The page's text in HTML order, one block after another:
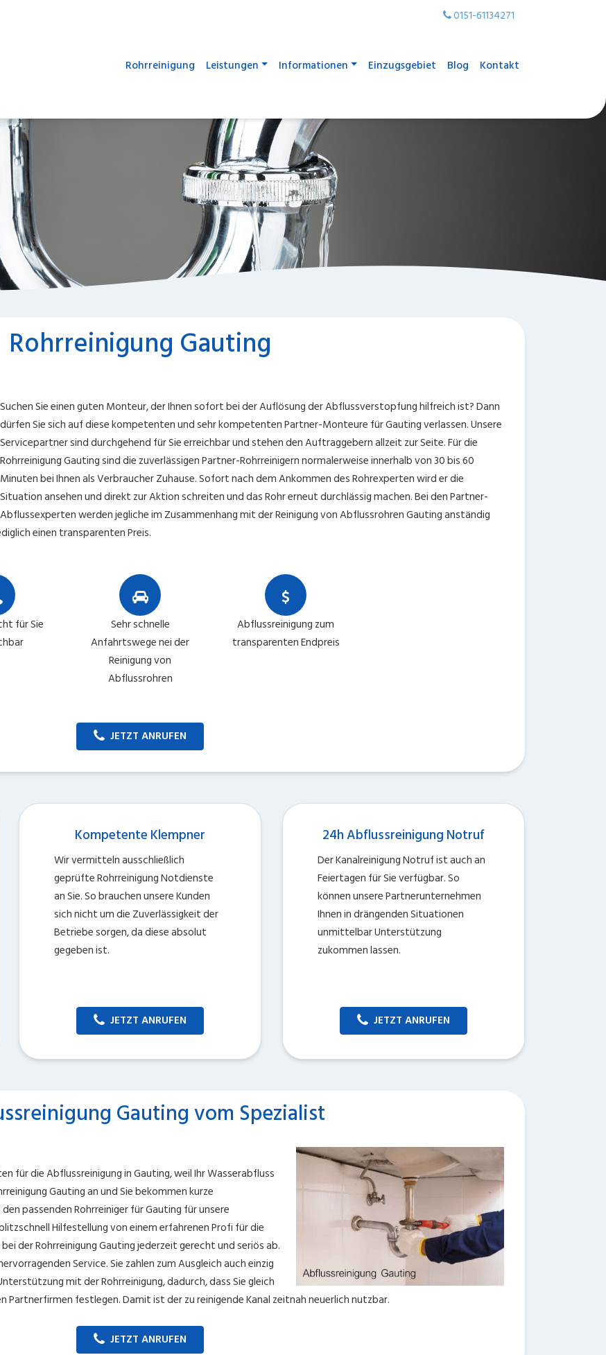
0151-61134271
Rohrreinigung Leistungen Informationen Einzugsgebiet Blog Kontakt
Rohrreinigung Gauting
Suchen Sie einen guten Monteur, der Ihnen sofort bei der Auflösung der Abflussverstopfung hilfreich ist? Dann
dürfen Sie sich auf diese kompetenten und sehr kompetenten Partner-Monteure für Gauting verlassen. Unsere
Servicepartner sind durchgehend für Sie erreichbar und stehen den Auftraggebern allzeit zur Seite. Für die
Rohrreinigung Gauting sind die zuverlässigen Partner-Rohrreinigern normalerweise innerhalb von 30 bis 60
Minuten bei Ihnen als Verbraucher Zuhause. Sofort nach dem Ankommen des Rohrexperten wird er die
Situation ansehen und direkt zur Aktion schreiten und das Rohr erneut durchlässig machen. Bei den Partner-
Abflussexperten werden jegliche im Zusammenhang mit der Reinigung von Abflussrohren Gauting anständig
einen transparenten Preis.
für Sie
Sehr schnelle
Anfahrtswege nei der
Reinigung von
Abflussrohren
Abflussreinigung zum
transparenten Endpreis
JETZT ANRUFEN
Kompetente Klempner
Wir vermitteln ausschließlich
geprüfte Rohrreinigung Notdienste
an Sie. So brauchen unsere Kunden
sich nicht um die Zuverlässigkeit der
Betriebe sorgen, da diese absolut
gegeben ist.
JETZT ANRUFEN
24h Abflussreinigung Notruf
Der Kanalreinigung Notruf ist auch an
Feiertagen für Sie verfügbar. So
können unsere Partnerunternehmen
Ihnen in drängenden Situationen
unmittelbar Unterstützung
zukommen lassen.
JETZT ANRUFEN
Gauting vom Spezialist
für die Abflussreinigung in Gauting, weil Ihr Wasserabfluss
Gauting an und Sie bekommen kurze
passenden Rohrreiniger für Gauting für unsere
Hilfestellung von einem erfahrenen Profi für die
der Rohrreinigung Gauting jederzeit gerecht und seriös ab.
Service. Sie zahlen zum Ausgleich auch einzig
mit der Rohrreinigung, dadurch, dass Sie gleich
festlegen. Damit ist der zu reinigende Kanal zeitnah neuerlich nutzbar.
JETZT ANRUFEN